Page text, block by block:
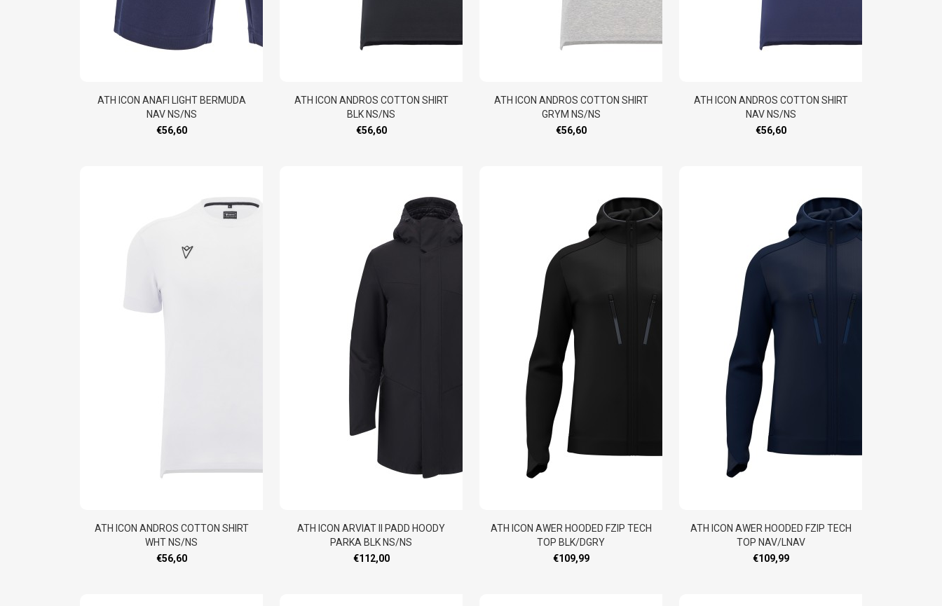
ATH ICON ANAFI LIGHT BERMUDA
NAV NS/NS
€56,60
ATH ICON ANDROS COTTON SHIRT
BLK NS/NS
€56,60
ATH ICON ANDROS COTTON SHIRT
GRYM NS/NS
€56,60
ATH ICON ANDROS COTTON SHIRT
NAV NS/NS
€56,60
ATH ICON ANDROS COTTON SHIRT
WHT NS/NS
€56,60
ATH ICON ARVIAT II PADD HOODY
PARKA BLK NS/NS
€112,00
ATH ICON AWER HOODED FZIP TECH
TOP BLK/DGRY
€109,99
ATH ICON AWER HOODED FZIP TECH
TOP NAV/LNAV
€109,99